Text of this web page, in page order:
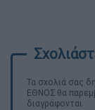
Τα σχολιά σας
ΕΘΝΟΣ θα
διαγράφονται